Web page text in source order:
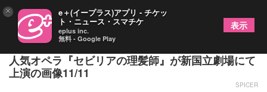
誰もが笑顔になるラブコメディ、ロッシーニ随一の
人気オペラ『セビリアの理髪師』が新国立劇場にて
上演の画像11/11
SPICER
× e＋(イープラス)アプリ - チケッ
ト・ニュース・スマチケ
eplus inc.
無料 - Google Play
表示